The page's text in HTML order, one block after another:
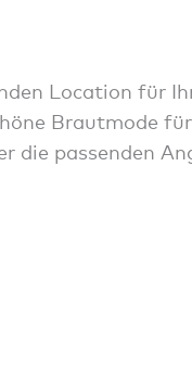
Location für
Brautmode
die passenden